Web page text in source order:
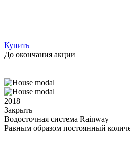
Купить
До окончания акции
2018
Закрыть
Водосточная система Rainway
Равным образом постоянный